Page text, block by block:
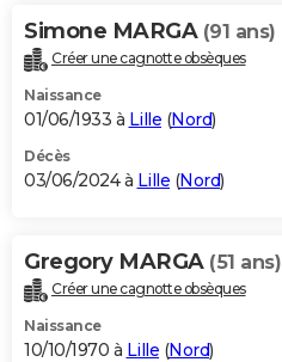
Bricolage
Lifestyle
Culture
Sport
Auto
Television
Voyage
Cinema
Simone MARGA (91 ans)
Créer une cagnotte obsèques
Naissance
01/06/1933 à Lille (Nord)
Décès
03/06/2024 à Lille (Nord)
Gregory MARGA (51 ans)
Créer une cagnotte obsèques
Naissance
10/10/1970 à Lille (Nord)